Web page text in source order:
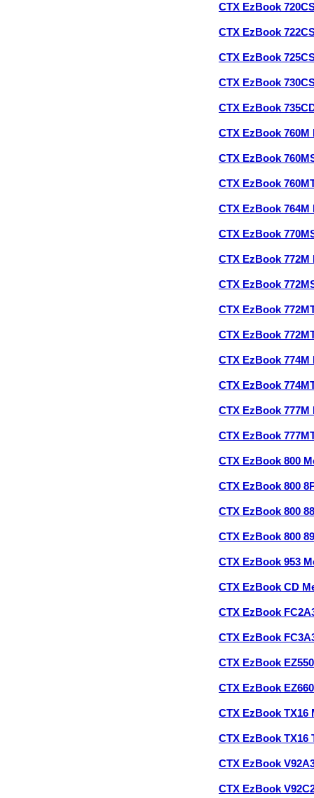
CTX EzBook
CTX EzBook
CTX EzBook
CTX EzBook
CTX EzBook
CTX EzBook 760M
CTX EzBook
CTX EzBook
CTX EzBook 764M
CTX EzBook
CTX EzBook 772M
CTX EzBook
CTX EzBook
CTX EzBook
CTX EzBook 774M
CTX EzBook
CTX EzBook 777M
CTX EzBook
CTX EzBook 800
CTX EzBook 800
CTX EzBook 800
CTX EzBook 800
CTX EzBook 953
CTX EzBook CD
CTX EzBook
CTX EzBook
CTX EzBook
CTX EzBook
CTX EzBook TX16
CTX EzBook TX16
CTX EzBook
CTX EzBook